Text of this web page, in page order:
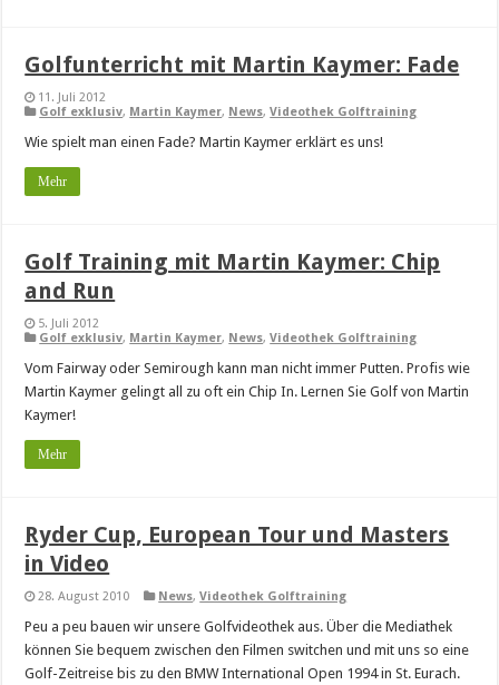
Golfunterricht mit Martin Kaymer: Fade
11. Juli 2012
Golf exklusiv, Martin Kaymer, News,Videothek Golftraining
Wie spielt man einen Fade? Martin Kaymer erklärt es uns!
Mehr
Golf Training mit Martin Kaymer: Chip
and Run
5. Juli 2012
Golf exklusiv, Martin Kaymer, News,Videothek Golftraining
Vom Fairway oder Semirough kann man nicht immer Putten. Profis wie
Martin Kaymer gelingt all zu oft ein Chip In. Lernen Sie Golf von Martin
Kaymer!
Mehr
Ryder Cup, European Tour und Masters
in Video
28. August 2010 News,Videothek Golftraining
Peu a peu bauen wir unsere Golfvideothek aus. Über die Mediathek
können Sie bequem zwischen den Filmen switchen und mit uns so eine
Golf-Zeitreise bis zu den BMW International Open 1994 in St. Eurach.